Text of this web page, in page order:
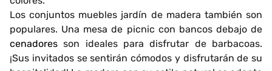
Los conjuntos muebles jardín de madera también son
populares. Una mesa de picnic con bancos debajo de
cenadores son ideales para disfrutar de barbacoas.
¡Sus invitados se sentirán cómodos y disfrutarán de su